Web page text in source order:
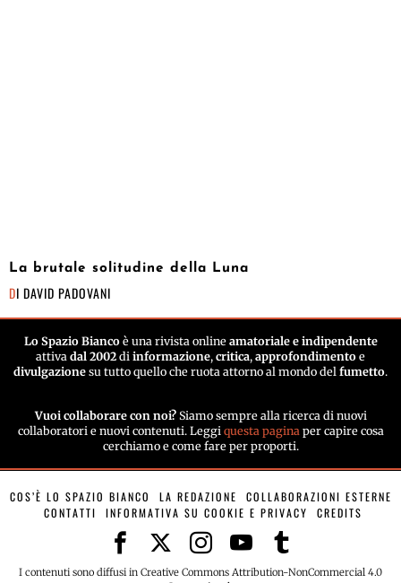
La brutale solitudine della Luna
DI DAVID PADOVANI
Lo Spazio Biancoè una rivista online amatoriale e indipendente
attiva dal 2002 di informazione, critica, approfondimento e
divulgazione su tutto quello che ruota attorno al mondo del fumetto.
Vuoi collaborare con noi? Siamo sempre alla ricerca di nuovi
collaboratori e nuovi contenuti. Leggi questa paginaper capire cosa
cerchiamo e come fare per proporti.
COS’È LO SPAZIO BIANCO LA REDAZIONE
COLLABORAZIONI ESTERNE
CONTATTI
INFORMATIVA SU COOKIE E PRIVACY CREDITS
I contenuti sono diffusi in Creative Commons Attribution-NonCommercial 4.0